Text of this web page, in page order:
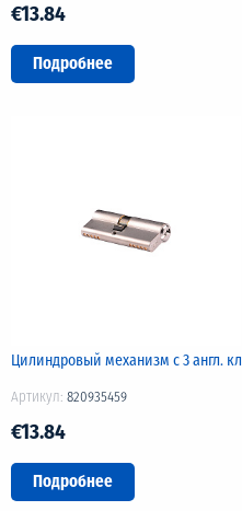
€13.84
Подробнее
Цилиндровый механизм с 3 англ.
Артикул: 820935459
€13.84
Подробнее